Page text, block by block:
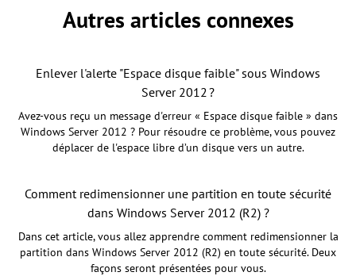
Autres articles connexes
Enlever l'alerte "Espace disque faible" sous Windows
Server 2012 ?
Avez-vous reçu un message d'erreur « Espace disque faible » dans
Windows Server 2012 ? Pour résoudre ce problème, vous pouvez
déplacer de l'espace libre d’un disque vers un autre.
Comment redimensionner une partition en toute sécurité
dans Windows Server 2012 (R2) ?
Dans cet article, vous allez apprendre comment redimensionner la
partition dans Windows Server 2012 (R2) en toute sécurité. Deux
façons seront présentées pour vous.